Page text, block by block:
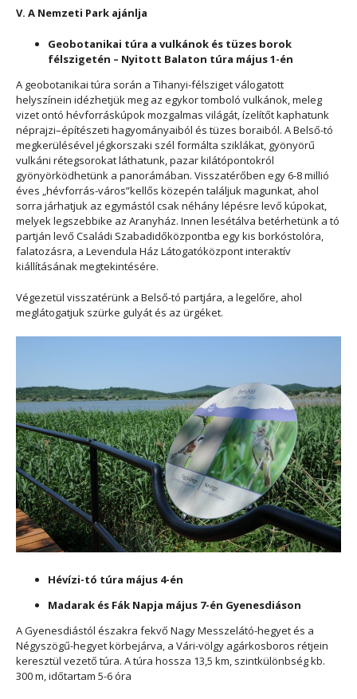
V. A Nemzeti Park ajánlja
Geobotanikai túra a vulkánok és tüzes borok
félszigetén – Nyitott Balaton túra május 1-én
A geobotanikai túra során a Tihanyi-félsziget válogatott
helyszínein idézhetjük meg az egykor tomboló vulkánok, meleg
vizet ontó hévforráskúpok mozgalmas világát, ízelítőt kaphatunk
néprajzi–építészeti hagyományaiból és tüzes boraiból. A Belső-tó
megkerülésével jégkorszaki szél formálta sziklákat, gyönyörű
vulkáni rétegsorokat láthatunk, pazar kilátópontokról
gyönyörködhetünk a panorámában. Visszatérőben egy 6-8 millió
éves „hévforrás-város”kellős közepén találjuk magunkat, ahol
sorra járhatjuk az egymástól csak néhány lépésre levő kúpokat,
melyek legszebbike az Aranyház. Innen lesétálva betérhetünk a tó
partján levő Családi Szabadidőközpontba egy kis borkóstolóra,
falatozásra, a Levendula Ház Látogatóközpont interaktív
kiállításának megtekintésére.
Végezetül visszatérünk a Belső-tó partjára, a legelőre, ahol
meglátogatjuk szürke gulyát és az ürgéket.
Hévízi-tó túra május 4-én
Madarak és Fák Napja május 7-én Gyenesdiáson
A Gyenesdiástól északra fekvő Nagy Messzelátó-hegyet és a
Négyszögű-hegyet körbejárva, a Vári-völgy agárkosboros rétjein
keresztül vezető túra. A túra hossza 13,5 km, szintkülönbség kb.
300 m, időtartam 5-6 óra